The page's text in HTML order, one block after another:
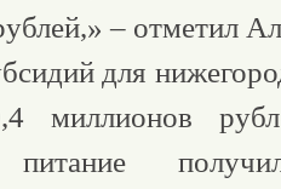
– отметил
для
миллионов
питание